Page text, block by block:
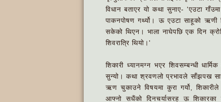
विधान बताएर यो कथा सुनाए- 'एउटा
पाकनपोषण गर्थ्यो। ऊ एउटा साहूको
सकेको थिएन। भाला नाघेपछि एक दिन
शिवरात्रि थियो।'
शिकारी ध्यानमग्न भएर शिवसम्बन्धी
सुन्यो। कथा श्रवणलो प्रभावले साँझपख
ऋण चुकाउने विषयमा कुरा गर्यो,
आफ्नो सधैंको दिनचर्यासरह ऊ